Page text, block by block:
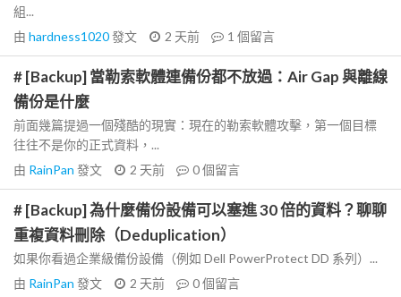
組...
由 hardness1020發文 2 天前 1 個留言
# [Backup] 當勒索軟體連備份都不放過：Air Gap 與離線
備份是什麼
前面幾篇提過一個殘酷的現實：現在的勒索軟體攻擊，第一個目標
往往不是你的正式資料，...
由 RainPan 發文 2 天前 0個留言
# [Backup] 為什麼備份設備可以塞進 30 倍的資料？聊聊
重複資料刪除（Deduplication）
如果你看過企業級備份設備（例如 Dell PowerProtect DD 系列）...
由 RainPan 發文 2 天前 0個留言